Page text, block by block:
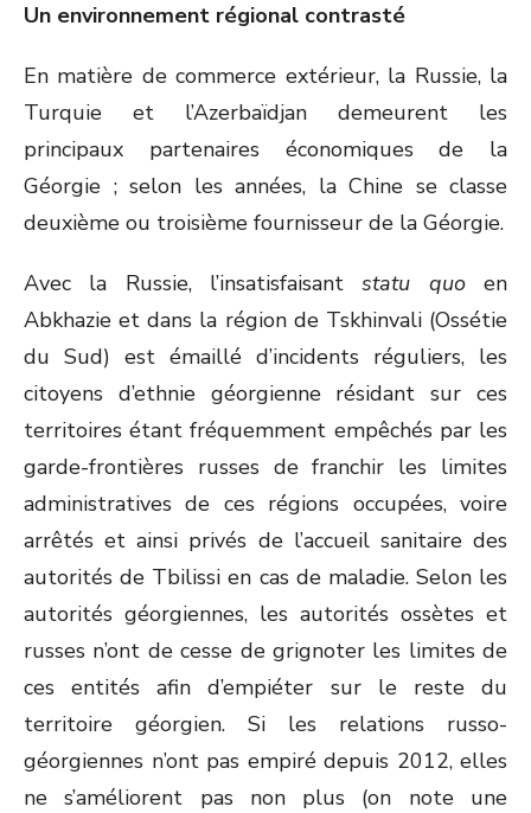
Un environnement régional contrasté
En matière de commerce extérieur, la Russie, la
Turquie et l’Azerbaïdjan demeurent les
principaux partenaires économiques de la
Géorgie ; selon les années, la Chine se classe
deuxième ou troisième fournisseur de la Géorgie.
Avec la Russie, l’insatisfaisantstatu quoen
Abkhazie et dans la région de Tskhinvali (Ossétie
du Sud) est émaillé d’incidents réguliers, les
citoyens d’ethnie géorgienne résidant sur ces
territoires étant fréquemment empêchés par les
garde-frontières russes de franchir les limites
administratives de ces régions occupées, voire
arrêtés et ainsi privés de l’accueil sanitaire des
autorités de Tbilissi en cas de maladie. Selon les
autorités géorgiennes, les autorités ossètes et
russes n’ont de cesse de grignoter les limites de
ces entités afin d’empiéter sur le reste du
territoire géorgien. Si les relations russo-
géorgiennes n’ont pas empiré depuis 2012, elles
ne s’améliorent pas non plus (on note une